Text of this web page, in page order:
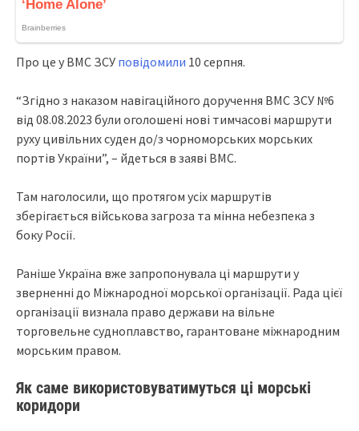
Про це у ВМС ЗСУ повідомили 10 серпня.
“Згідно з наказом навігаційного доручення ВМС ЗСУ №6
від 08.08.2023 були оголошені нові тимчасові маршрути
руху цивільних суден до/з чорноморських морських
портів України”, – йдеться в заяві ВМС.
Там наголосили, що протягом усіх маршрутів
зберігається військова загроза та мінна небезпека з
боку Росії.
Раніше Україна вже запропонувала ці маршрути у
зверненні до Міжнародної морської організації. Рада цієї
організації визнала право держави на вільне
торговельне судноплавство, гарантоване міжнародним
морським правом.
Як саме використовуватимуться ці морські
коридори